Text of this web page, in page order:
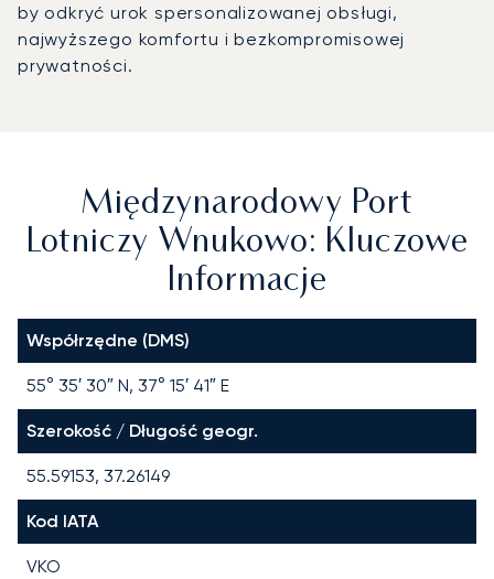
by odkryć urok spersonalizowanej obsługi,
najwyższego komfortu i bezkompromisowej
prywatności.
Międzynarodowy Port
Lotniczy Wnukowo: Kluczowe
Informacje
Współrzędne (DMS)
55° 35′ 30″ N, 37° 15′ 41″ E
Szerokość / Długość geogr.
55.59153, 37.26149
Kod IATA
VKO